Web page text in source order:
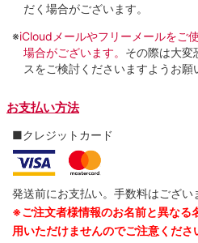
だく場合がございます。
※iCloudメールやフリーメールをご
場合がございます。 その際は大変
スをご検討くださいますようお願
お支払い方法
■クレジットカード
発送前にお支払い。手数料はござい
※ご注文者様情報のお名前と異なる
用いただけませんのでご注意くださ